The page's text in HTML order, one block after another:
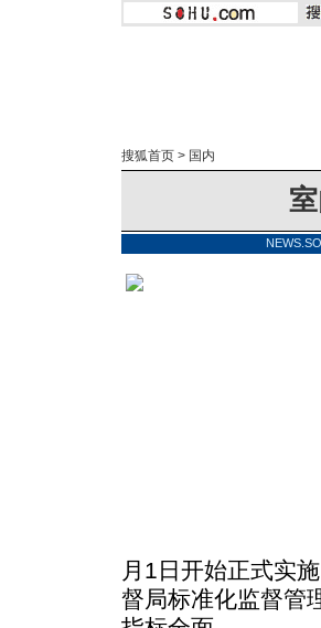
搜狐首页 > 国内
月1日开始正式实
督局标准化监督管